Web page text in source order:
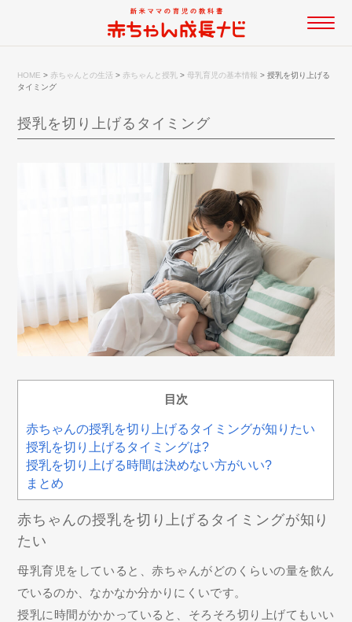
HOME > 赤ちゃんとの生活 > 赤ちゃんと授乳 >母乳育児の基本情報 >授乳を切り上げる
タイミング
授乳を切り上げるタイミング
目次
赤ちゃんの授乳を切り上げるタイミングが知りたい
授乳を切り上げるタイミングは?
授乳を切り上げる時間は決めない方がいい?
まとめ
赤ちゃんの授乳を切り上げるタイミングが知り
たい
母乳育児をしていると、赤ちゃんがどのくらいの量を飲ん
でいるのか、なかなか分かりにくいです。
授乳に時間がかかっていると、そろそろ切り上げてもいい